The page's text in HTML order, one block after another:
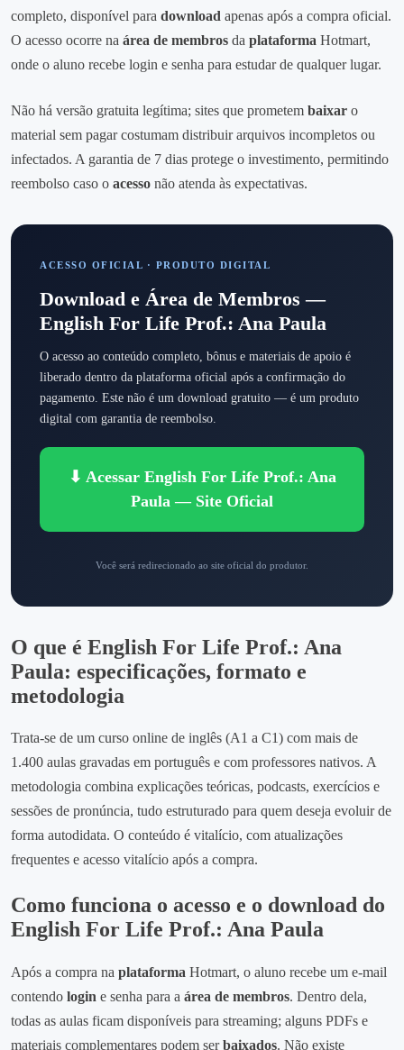
completo, disponível para download apenas após a compra oficial.
O acesso ocorre na área de membros da plataforma Hotmart,
onde o aluno recebe login e senha para estudar de qualquer lugar.
Não há versão gratuita legítima; sites que prometem baixar o
material sem pagar costumam distribuir arquivos incompletos ou
infectados. A garantia de 7 dias protege o investimento, permitindo
reembolso caso o acesso não atenda às expectativas.
ACESSO OFICIAL · PRODUTO DIGITAL
Download e Área de Membros —
English For Life Prof.: Ana Paula
O acesso ao conteúdo completo, bônus e materiais de apoio é
liberado dentro da plataforma oficial após a confirmação do
pagamento. Este não é um download gratuito — é um produto
digital com garantia de reembolso.
⬇ Acessar English For Life Prof.: Ana
Paula — Site Oficial
Você será redirecionado ao site oficial do produtor.
O que é English For Life Prof.: Ana
Paula: especificações, formato e
metodologia
Trata‑se de um curso online de inglês (A1 a C1) com mais de
1.400 aulas gravadas em português e com professores nativos. A
metodologia combina explicações teóricas, podcasts, exercícios e
sessões de pronúncia, tudo estruturado para quem deseja evoluir de
forma autodidata. O conteúdo é vitalício, com atualizações
frequentes e acesso vitalício após a compra.
Como funciona o acesso e o download do
English For Life Prof.: Ana Paula
Após a compra na plataforma Hotmart, o aluno recebe um e‑mail
contendo login e senha para a área de membros. Dentro dela,
todas as aulas ficam disponíveis para streaming; alguns PDFs e
materiais complementares podem serbaixados. Não existe